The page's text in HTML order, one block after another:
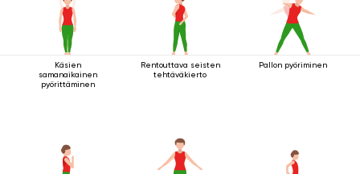
Käsien
samanaikainen
pyörittäminen
Rentouttava seisten
tehtäväkierto
Pallon pyöriminen